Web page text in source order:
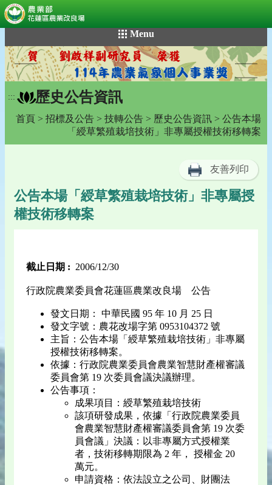
到
主
要
內
容
Menu
::: 歷史公告資訊
首頁 > 招標及公告 > 技轉公告 > 歷史公告資訊 > 公告本場
「綬草繁殖栽培技術」非專屬授權技術移轉案
友善列印
公告本場「綬草繁殖栽培技術」非專屬授
權技術移轉案
截止日期 : 2006/12/30
行政院農業委員會花蓮區農業改良場 公告
發文日期： 中華民國 95 年 10 月 25 日
發文字號：農花改場字第 0953104372 號
主旨：公告本場「綬草繁殖栽培技術」非專屬
授權技術移轉案。
依據：行政院農業委員會農業智慧財產權審議
委員會第 19 次委員會議決議辦理。
公告事項：
成果項目：綬草繁殖栽培技術
該項研發成果，依據「行政院農業委員
會農業智慧財產權審議委員會第 19 次委
員會議」決議：以非專屬方式授權業
者，技術移轉期限為 2 年， 授權金 20
萬元。
申請資格：依法設立之公司、財團法